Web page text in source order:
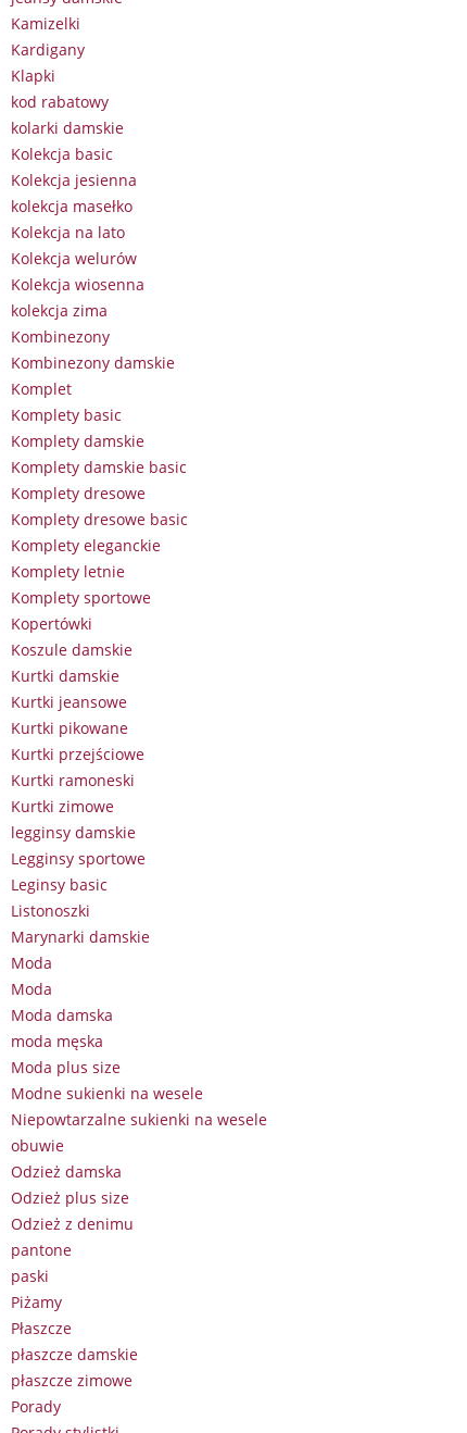
Kamizelki
Kardigany
Klapki
kod rabatowy
kolarki damskie
Kolekcja basic
Kolekcja jesienna
kolekcja masełko
Kolekcja na lato
Kolekcja welurów
Kolekcja wiosenna
kolekcja zima
Kombinezony
Kombinezony damskie
Komplet
Komplety basic
Komplety damskie
Komplety damskie basic
Komplety dresowe
Komplety dresowe basic
Komplety eleganckie
Komplety letnie
Komplety sportowe
Kopertówki
Koszule damskie
Kurtki damskie
Kurtki jeansowe
Kurtki pikowane
Kurtki przejściowe
Kurtki ramoneski
Kurtki zimowe
legginsy damskie
Legginsy sportowe
Leginsy basic
Listonoszki
Marynarki damskie
Moda
Moda
Moda damska
moda męska
Moda plus size
Modne sukienki na wesele
Niepowtarzalne sukienki na wesele
obuwie
Odzież damska
Odzież plus size
Odzież z denimu
pantone
paski
Piżamy
Płaszcze
płaszcze damskie
płaszcze zimowe
Porady